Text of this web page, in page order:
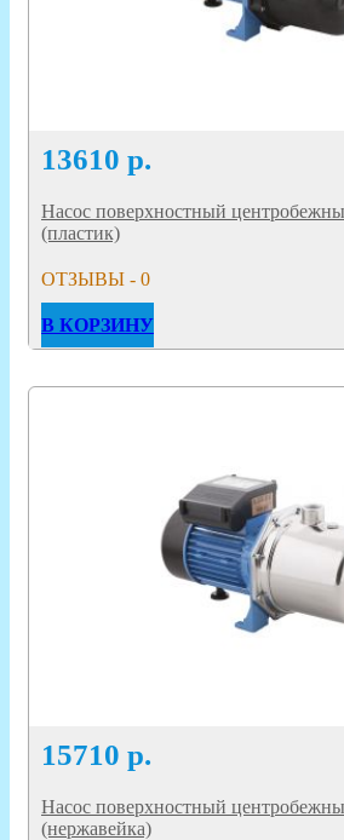
13610 р.
Насос поверхностный
(пластик)
ОТЗЫВЫ - 0
В КОРЗИНУ
15710 р.
Насос поверхностный
(нержавейка)